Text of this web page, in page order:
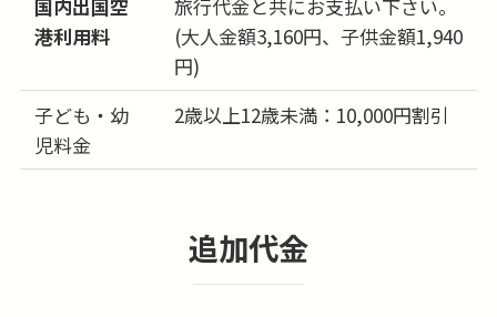
31日
(月) -
国内出国空
港利用料
旅行代金と共にお支払い下さい。
(大人金額3,160円、子供金額1,940
円)
子ども・幼
児料金
2歳以上12歳未満：10,000円割引
追加代金